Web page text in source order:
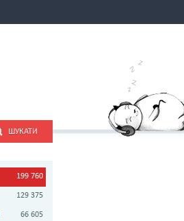
ШУКАТИ
199 760
129 375
66 605